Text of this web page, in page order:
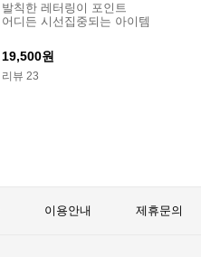
발칙한 레터링이 포인트
어디든 시선집중되는 아이템
19,500원
리뷰 23
이용안내 제휴문의